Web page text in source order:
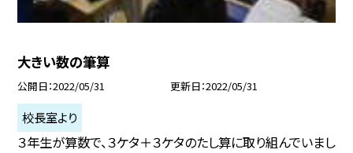
大きい数の筆算
公開日 2022/05/31 更新日 2022/05/31
校長室より
３年生が算数で、３ケタ＋３ケタのたし算に取り組んでいまし